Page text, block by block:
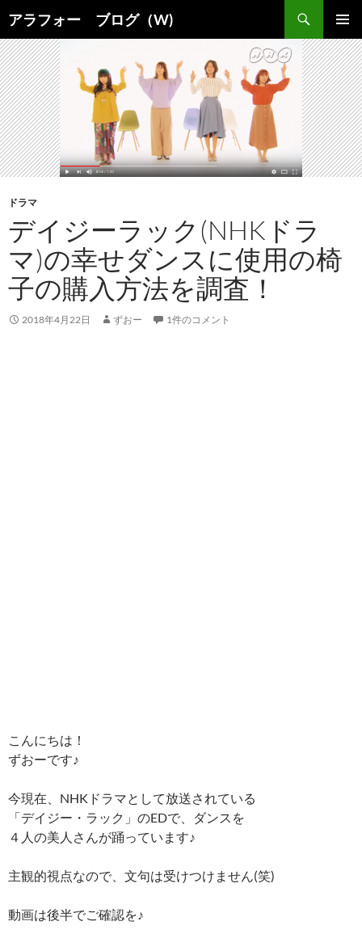
ン
テ
ン
ツ
へ
ス
キ
ッ
アラフォー ブログ（W)
索
メインメ
ニュー
ドラマ
デイジーラック(NHKドラ
マ)の幸せダンスに使用の椅
子の購入方法を調査！
2018年4月22日 ずおー 1件のコメント
こんにちは！
ずおーです♪
今現在、NHKドラマとして放送されている
「デイジー・ラック」のEDで、ダンスを
４人の美人さんが踊っています♪
主観的視点なので、文句は受けつけません(笑)
動画は後半でご確認を♪